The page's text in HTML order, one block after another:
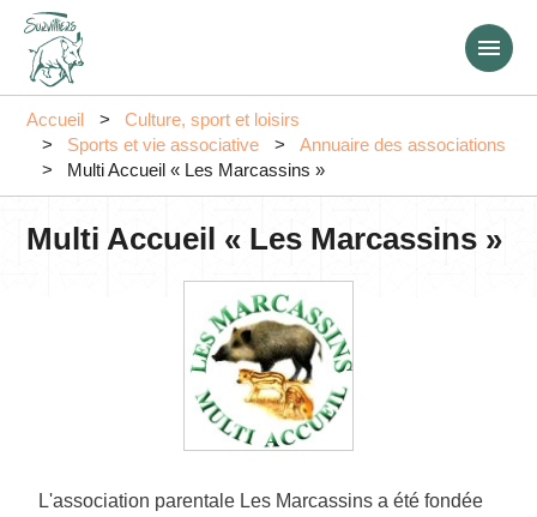
Accueil
Culture, sport et loisirs
Sports et vie associative
Annuaire des associations
Multi Accueil « Les Marcassins »
Multi Accueil « Les Marcassins »
L'association parentale Les Marcassins a été fondée